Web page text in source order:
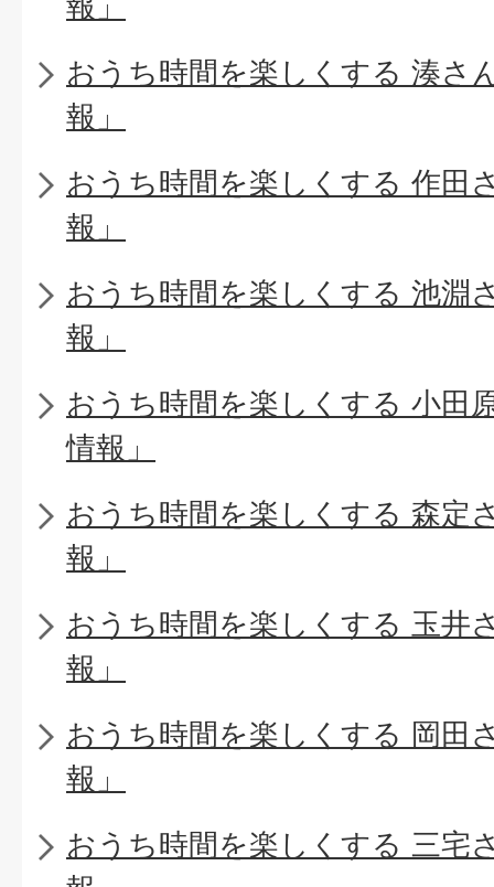
おうち時間を楽しくする 湊さ
報」
おうち時間を楽しくする 作田
報」
おうち時間を楽しくする 池淵
報」
おうち時間を楽しくする 小田
情報」
おうち時間を楽しくする 森定
報」
おうち時間を楽しくする 玉井
報」
おうち時間を楽しくする 岡田
報」
おうち時間を楽しくする 三宅